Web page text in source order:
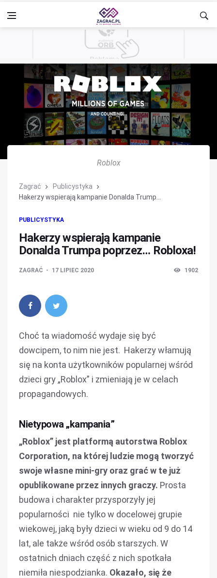
Roblox
Zagrać
Publicystyka
Hakerzy wspierają kampanie Donalda Trump...
PUBLICYSTYKA
Hakerzy wspierają kampanie
Donalda Trumpa poprzez… Robloxa!
ZAGRAĆ 17 LIPIEC 2020 1902
Choć ta wiadomość wydaje się być
dowcipem, to nim nie jest. Hakerzy włamują
się na konta użytkowników popularnej wśród
dzieci gry „Roblox” i zmieniają je w celach
propagandowych.
Nietypowa „kampania”
„Roblox” jest platformą autorstwa Roblox
Corporation, na której ludzie mogą tworzyć
swoje własne mini-gry oraz grać w te już
opublikowane przez innych graczy. Prosta
budowa i charakter przysporzyły jej
popularności nie tylko w docelowej grupie
wiekowej, jaką były dzieci w wieku od 9 do 14
lat, ale także wśród osób starszych. W
ostatnich dniach część z nich spotkała
niemiła niespodzianka. Okazało, się że